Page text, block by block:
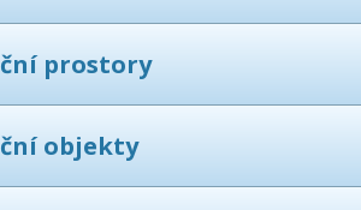
prostory
objekty